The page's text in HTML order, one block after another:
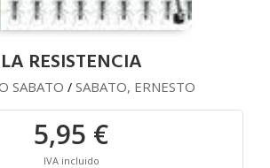
LA RESISTENCIA
SABATO / SABATO, ERNESTO
5,95 €
IVA incluido